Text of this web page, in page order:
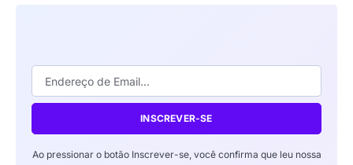
INSCREVER-SE
Ao pressionar o botão Inscrever-se, você confirma que leu nossa